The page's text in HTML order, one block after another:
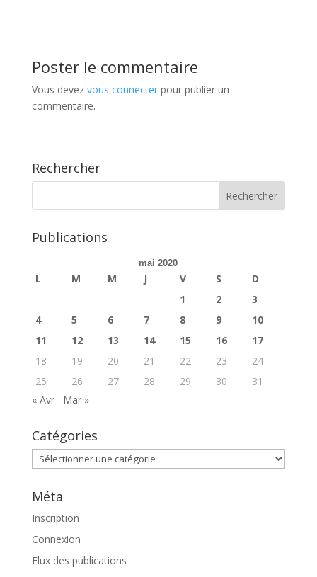
Poster le commentaire
Vous devez vous connecterpour publier un
commentaire.
Rechercher
Publications
mai 2020
L M M J V S
D
1
2
3
4
5 6 7 8 9
10
11
12 13 14 15 16
17
18
19 20 21 22 23
24
25
26 27 28 29 30
31
« Avr
Mar »
Catégories
Catégories
Méta
Inscription
Connexion
Flux des publications